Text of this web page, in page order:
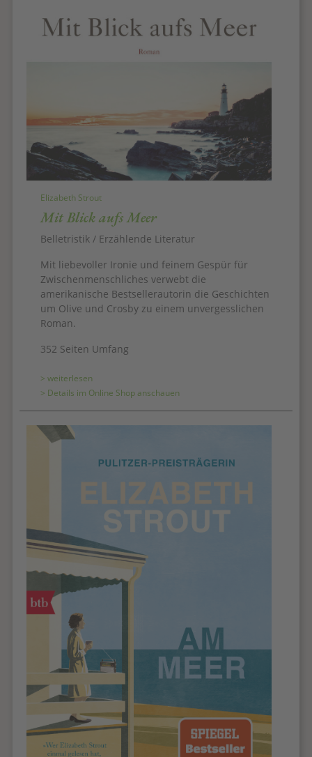
Elizabeth Strout
Mit Blick aufs Meer
Belletristik / Erzählende Literatur
Mit liebevoller Ironie und feinem Gespür für
Zwischenmenschliches verwebt die
amerikanische Bestsellerautorin die Geschichten
um Olive und Crosby zu einem unvergesslichen
Roman.
352 Seiten Umfang
> weiterlesen
> Details im Online Shop anschauen